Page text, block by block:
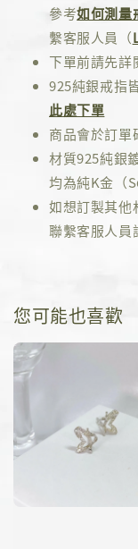
參考如何測量
繫客服人員（
下單前請先詳
925純銀戒指
此處下單
商品會於訂單
材質925純銀
均為純K金（
如想訂製其他
聯繫客服人員
您可能也喜歡